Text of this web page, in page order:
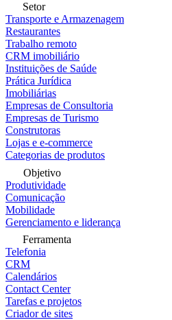
Setor
Transporte e Armazenagem
Restaurantes
Trabalho remoto
CRM imobiliário
Instituições de Saúde
Prática Jurídica
Imobiliárias
Empresas de Consultoria
Empresas de Turismo
Construtoras
Lojas e e-commerce
Categorias de produtos
Objetivo
Produtividade
Comunicação
Mobilidade
Gerenciamento e liderança
Ferramenta
Telefonia
CRM
Calendários
Contact Center
Tarefas e projetos
Criador de sites